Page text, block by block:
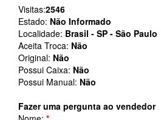
Visitas:2546
Estado: Não Informado
Localidade: Brasil - SP - São Paulo
Aceita Troca: Não
Original: Não
Possui Caixa: Não
Possui Manual: Não
Fazer uma pergunta ao vendedor